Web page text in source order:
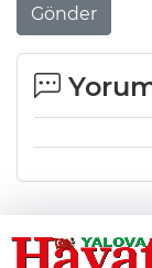
Gönder